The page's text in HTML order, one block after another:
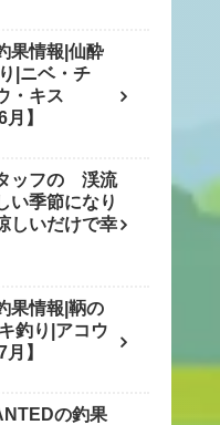
果情報|仙酔
|ニベ・チ
・キス
月】
ッフの 渓流
い季節になり
しいだけで幸
果情報|鞆の
釣り|アコウ
月】
の釣果